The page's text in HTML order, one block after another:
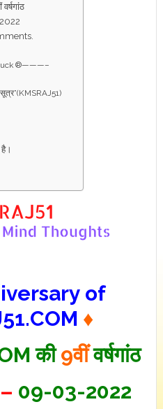
®———–
of
♦
की9वींवर्षगांठ
– 09-03-2022